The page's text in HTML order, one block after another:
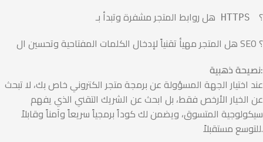
HTTPS
؟
هل المتجر مهيأ تقنياً لإدخال الكلمات المفتاحية وتحسين ال SEO ؟
نصيحة ذهبية:
عند اختيار الجهة المسؤولة عن برمجة متجر الكتروني خاص بك، لا تبحث
عن الخيار الأرخص فقط، بل ابحث عن الشريك التقني الذي يفهم
سيكولوجية المتسوق، ويضمن لك كوداً برمجياً سريعاً وآمناً وقابلاً
للتوسع مستقبلاً.